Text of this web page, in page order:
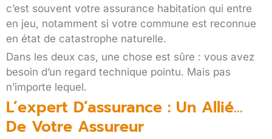
c’est souvent votre assurance habitation qui entre
en jeu, notamment si votre commune est reconnue
en état de catastrophe naturelle.
Dans les deux cas, une chose est sûre : vous avez
besoin d’un regard technique pointu. Mais pas
n’importe lequel.
L’expert D’assurance : Un Allié…
De Votre Assureur